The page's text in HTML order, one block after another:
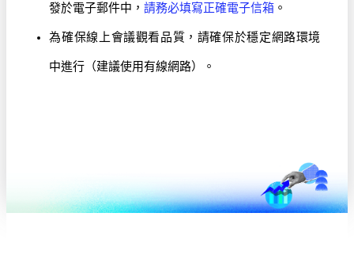
發於電子郵件中，請務必填寫正確電子信箱 。
為確保線上會議觀看品質，請確保於穩定網路環境
中進行（建議使用有線網路）。